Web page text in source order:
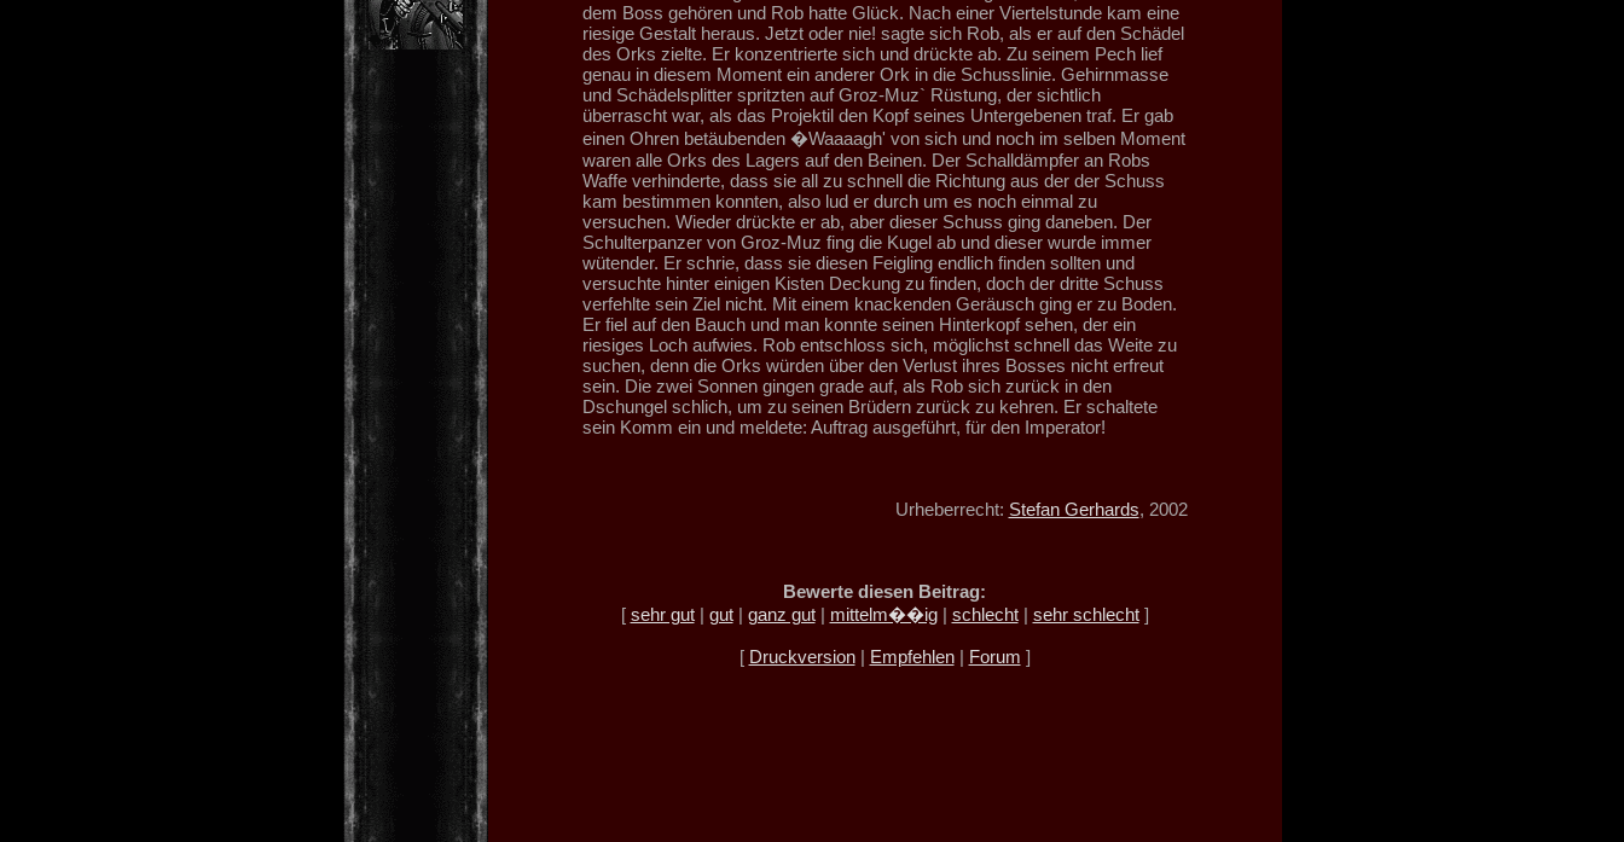
dem Boss gehören und Rob hatte Glück. Nach einer Viertelstunde kam eine
riesige Gestalt heraus. Jetzt oder nie! sagte sich Rob, als er auf den Schädel
des Orks zielte. Er konzentrierte sich und drückte ab. Zu seinem Pech lief
genau in diesem Moment ein anderer Ork in die Schusslinie. Gehirnmasse
und Schädelsplitter spritzten auf Groz-Muz` Rüstung, der sichtlich
überrascht war, als das Projektil den Kopf seines Untergebenen traf. Er gab
einen Ohren betäubenden �Waaaagh' von sich und noch im selben Moment
waren alle Orks des Lagers auf den Beinen. Der Schalldämpfer an Robs
Waffe verhinderte, dass sie all zu schnell die Richtung aus der der Schuss
kam bestimmen konnten, also lud er durch um es noch einmal zu
versuchen. Wieder drückte er ab, aber dieser Schuss ging daneben. Der
Schulterpanzer von Groz-Muz fing die Kugel ab und dieser wurde immer
wütender. Er schrie, dass sie diesen Feigling endlich finden sollten und
versuchte hinter einigen Kisten Deckung zu finden, doch der dritte Schuss
verfehlte sein Ziel nicht. Mit einem knackenden Geräusch ging er zu Boden.
Er fiel auf den Bauch und man konnte seinen Hinterkopf sehen, der ein
riesiges Loch aufwies. Rob entschloss sich, möglichst schnell das Weite zu
suchen, denn die Orks würden über den Verlust ihres Bosses nicht erfreut
sein. Die zwei Sonnen gingen grade auf, als Rob sich zurück in den
Dschungel schlich, um zu seinen Brüdern zurück zu kehren. Er schaltete
sein Komm ein und meldete: Auftrag ausgeführt, für den Imperator!
Urheberrecht: Stefan Gerhards, 2002
Bewerte diesen Beitrag:
[ sehr gut| gut| ganz gut| mittelm��ig| schlecht| sehr schlecht]
[ Druckversion| Empfehlen| Forum ]